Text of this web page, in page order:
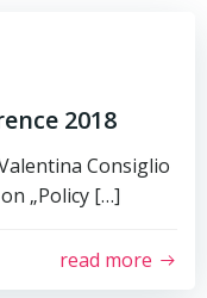
2018
Consiglio
„Policy […]
read more